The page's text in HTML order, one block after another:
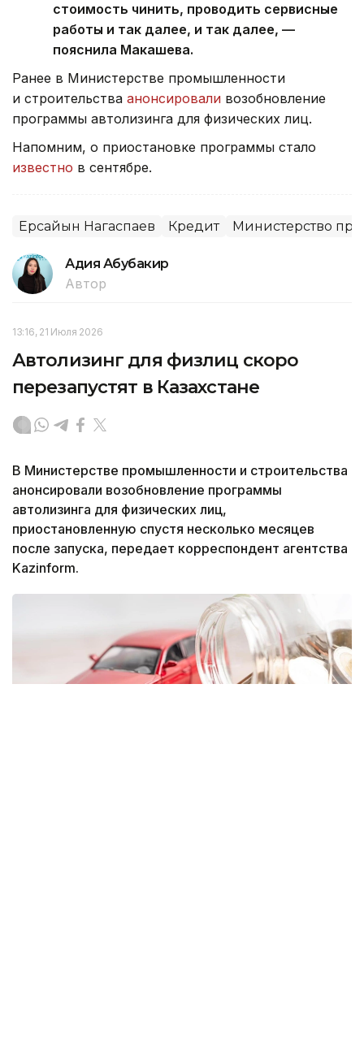
стоимость чинить, проводить сервисные
работы и так далее, и так далее, —
пояснила Макашева.
Ранее в Министерстве промышленности
и строительства анонсировали возобновление
программы автолизинга для физических лиц.
Напомним, о приостановке программы стало
известно в сентябре.
Ерсайын Нагаспаев Кредит Министерство
Адия Абубакир
Автор
13:16, 21 Июля 2026
Автолизинг для физлиц скоро
перезапустят в Казахстане
В Министерстве промышленности и строительства
анонсировали возобновление программы
автолизинга для физических лиц,
приостановленную спустя несколько месяцев
после запуска, передает корреспондент агентства
Kazinform.